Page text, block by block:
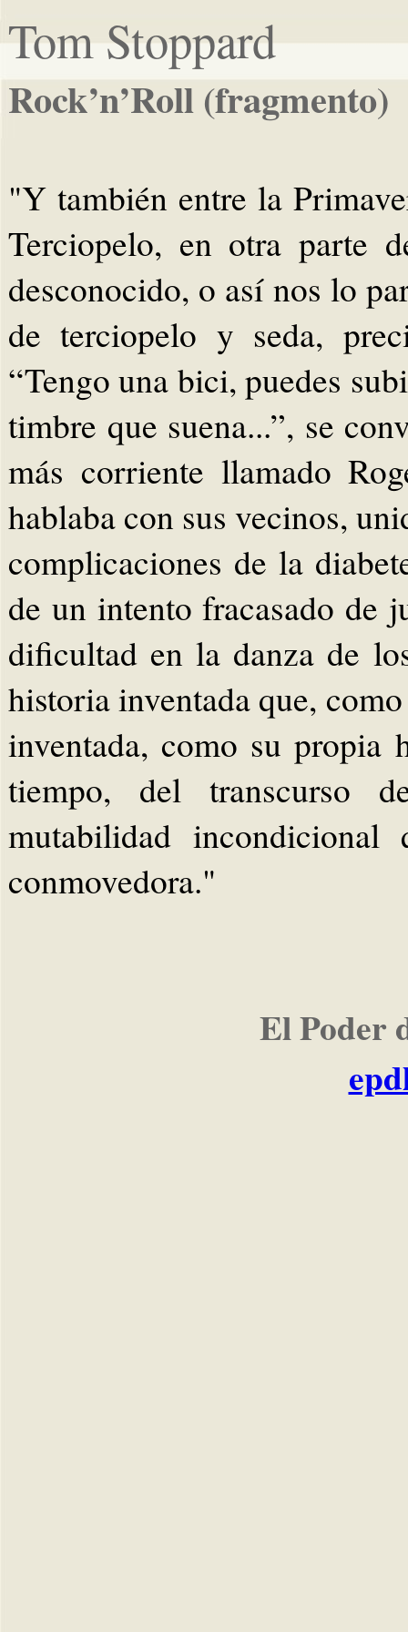
Tom Stoppard
Rock’n’Roll (fragmento)
"Y también entre la
Terciopelo, en otra parte
desconocido, o así nos lo
de terciopelo y seda,
“Tengo una bici, puedes
timbre que suena...”, se
más corriente llamado
hablaba con sus vecinos,
complicaciones de la
de un intento fracasado de
dificultad en la danza de
historia inventada que,
inventada, como su propia
tiempo, del transcurso
mutabilidad
conmovedora."
El Poder